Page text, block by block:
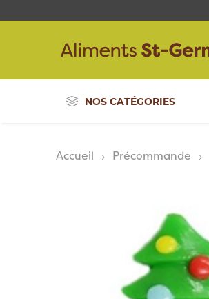
NOS CATÉGORIES
Accueil Précommande